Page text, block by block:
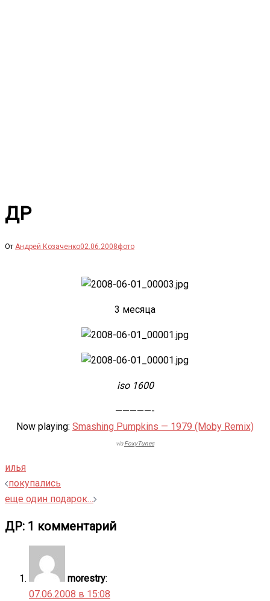
ДР
От Андрей Козаченко02.06.2008фото
3 месяца
iso 1600
—————-
Now playing: Smashing Pumpkins — 1979 (Moby Remix)
viaFoxyTunes
илья
Навигация
записи
покупались
еще один подарок…
ДР: 1 комментарий
morestry:
07.06.2008 в 15:08